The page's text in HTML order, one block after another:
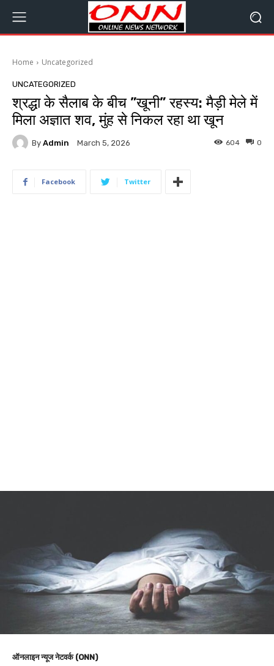
Home Uncategorized
UNCATEGORIZED
श्रद्धा के सैलाब के बीच ”खूनी” रहस्य: मैड़ी मेले में
मिला अज्ञात शव, मुंह से निकल रहा था खून
By Admin March 5, 2026 0
604
Facebook Twitter
ऑनलाइन न्यूज नेटवर्क (ONN)